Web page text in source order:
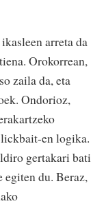
arreta da
Orokorrean,
zaila da, eta
Ondorioz,
en logika.
gertakari bati
egiten du. Beraz,